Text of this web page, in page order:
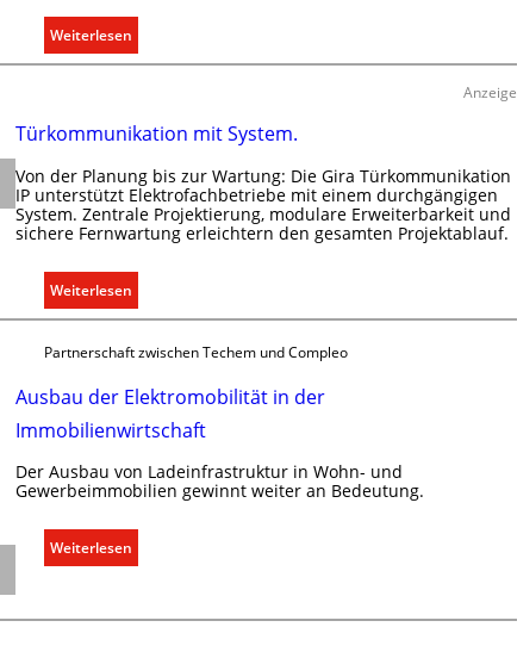
e
d
f
g
e
r
c
h
e
r
a
s
u
Weiterlesen:
E
C
i
p
f
r
a
l
e
U
n
e
g
r
Anzeige
Türkommunikation mit System.
Von der Planung bis zur Wartung: Die Gira Türkommunikation
IP unterstützt Elektrofachbetriebe mit einem durchgängigen
System. Zentrale Projektierung, modulare Erweiterbarkeit und
sichere Fernwartung erleichtern den gesamten Projektablauf.
Weiterlesen:
T
r
k
m
m
u
k
t
Partnerschaft zwischen Techem und Compleo
Ausbau der Elektromobilität in der
Immobilienwirtschaft
Der Ausbau von Ladeinfrastruktur in Wohn- und
Gewerbeimmobilien gewinnt weiter an Bedeutung.
Weiterlesen:
A
s